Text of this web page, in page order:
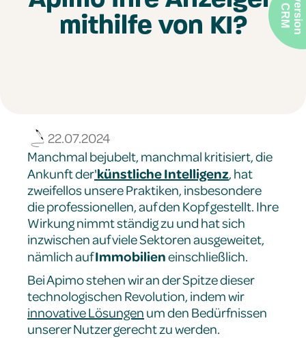
v
er
s
i
o
n
CR
M
mithilfe von KI?
22.07.2024
Manchmal bejubelt, manchmal kritisiert, die
Ankunft der'künstliche Intelligenz, hat
zweifellos unsere Praktiken, insbesondere
die professionellen, auf den Kopf gestellt. Ihre
Wirkung nimmt ständig zu und hat sich
inzwischen auf viele Sektoren ausgeweitet,
nämlich aufImmobilieneinschließlich.
Bei Apimo stehen wir an der Spitze dieser
technologischen Revolution, indem wir
innovative Lösungen um den Bedürfnissen
unserer Nutzer gerecht zu werden.